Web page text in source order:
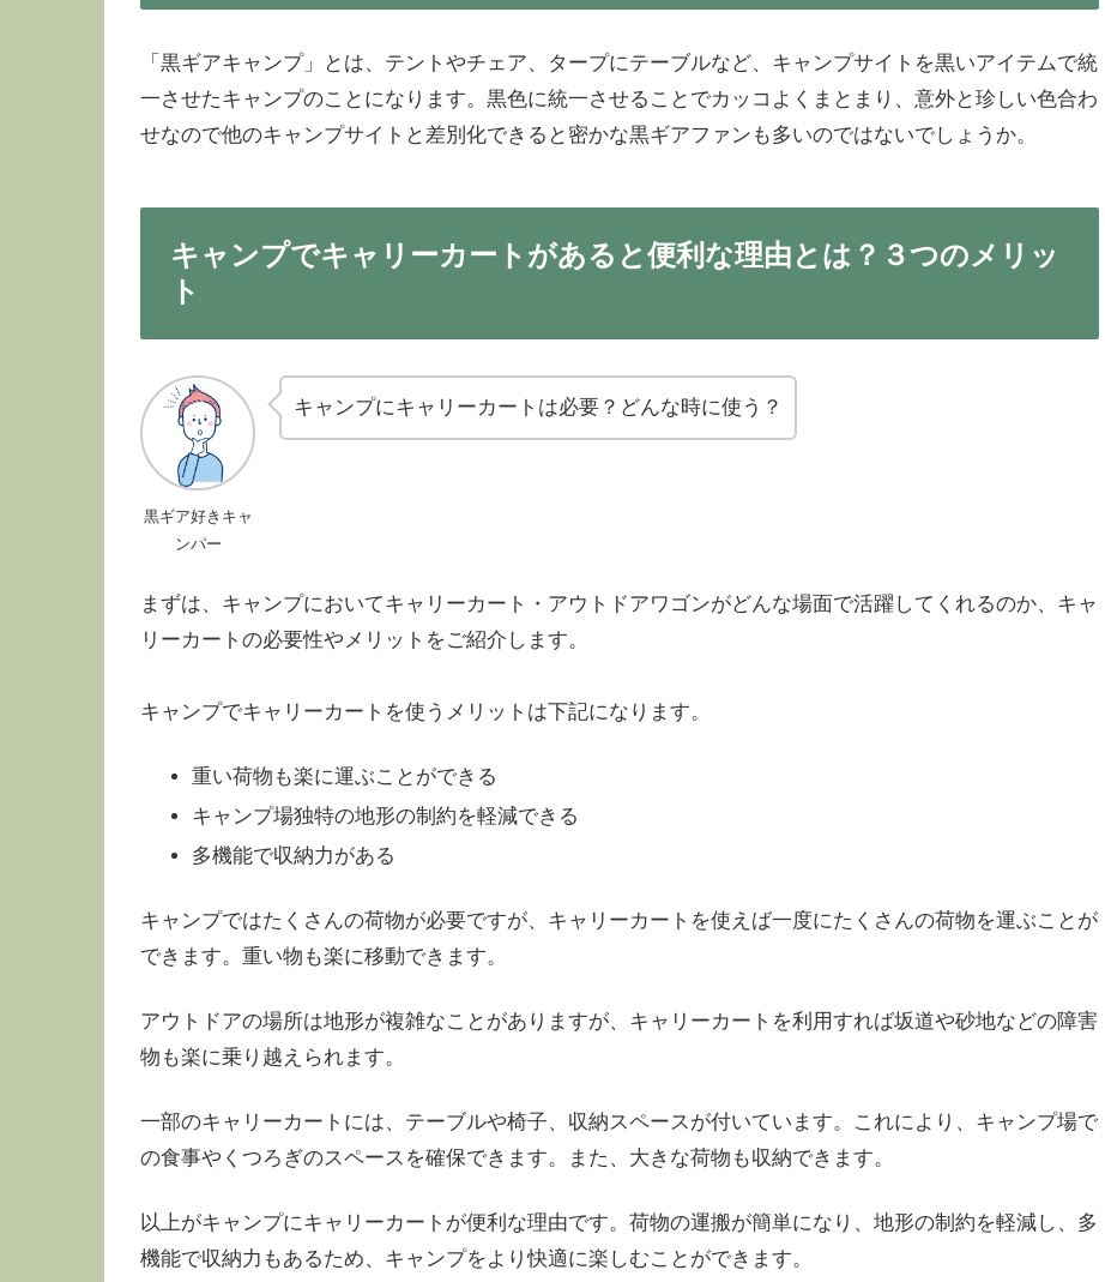
「黒ギアキャンプ」とは、テントやチェア、タープにテーブルなど、キャンプサイトを黒いアイテムで統
一させたキャンプのことになります。黒色に統一させることでカッコよくまとまり、意外と珍しい色合わ
せなので他のキャンプサイトと差別化できると密かな黒ギアファンも多いのではないでしょうか。
キャンプでキャリーカートがあると便利な理由とは？３つのメリッ
ト
黒ギア好きキャ
ンパー
キャンプにキャリーカートは必要？どんな時に使う？
まずは、キャンプにおいてキャリーカート・アウトドアワゴンがどんな場面で活躍してくれるのか、キャ
リーカートの必要性やメリットをご紹介します。
キャンプでキャリーカートを使うメリットは下記になります。
重い荷物も楽に運ぶことができる
キャンプ場独特の地形の制約を軽減できる
多機能で収納力がある
キャンプではたくさんの荷物が必要ですが、キャリーカートを使えば一度にたくさんの荷物を運ぶことが
できます。重い物も楽に移動できます。
アウトドアの場所は地形が複雑なことがありますが、キャリーカートを利用すれば坂道や砂地などの障害
物も楽に乗り越えられます。
一部のキャリーカートには、テーブルや椅子、収納スペースが付いています。これにより、キャンプ場で
の食事やくつろぎのスペースを確保できます。また、大きな荷物も収納できます。
以上がキャンプにキャリーカートが便利な理由です。荷物の運搬が簡単になり、地形の制約を軽減し、多
機能で収納力もあるため、キャンプをより快適に楽しむことができます。